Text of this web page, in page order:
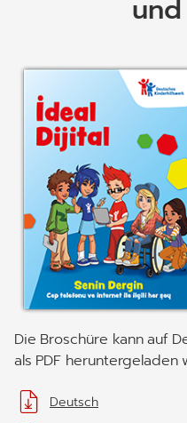
neue Medienwelt los,
kontrollierende Folgen
Wenn die Kinder
aus Versehen oder aus
abgeschlossen haben,
mit Cybermobbing
am Handy schnell
Informationen über
Smartphones sollten
ersten Smartphone
Die Broschüre kann auf
als PDF heruntergeladen
Deutsch